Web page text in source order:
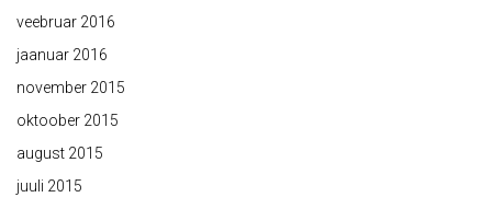
veebruar 2016
jaanuar 2016
november 2015
oktoober 2015
august 2015
juuli 2015